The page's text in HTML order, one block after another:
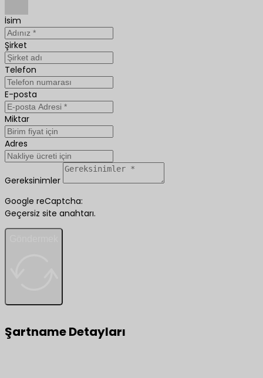
İsim
Şirket
Telefon
E-posta
Miktar
Adres
Gereksinimler
Google reCaptcha:
Geçersiz site anahtarı.
Şartname Detayları